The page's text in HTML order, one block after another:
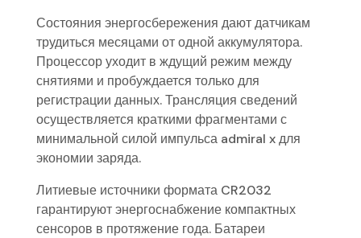
Состояния энергосбережения дают датчикам
трудиться месяцами от одной аккумулятора.
Процессор уходит в ждущий режим между
снятиями и пробуждается только для
регистрации данных. Трансляция сведений
осуществляется краткими фрагментами с
минимальной силой импульса admiral x для
экономии заряда.
Литиевые источники формата CR2032
гарантируют энергоснабжение компактных
сенсоров в протяжение года. Батареи